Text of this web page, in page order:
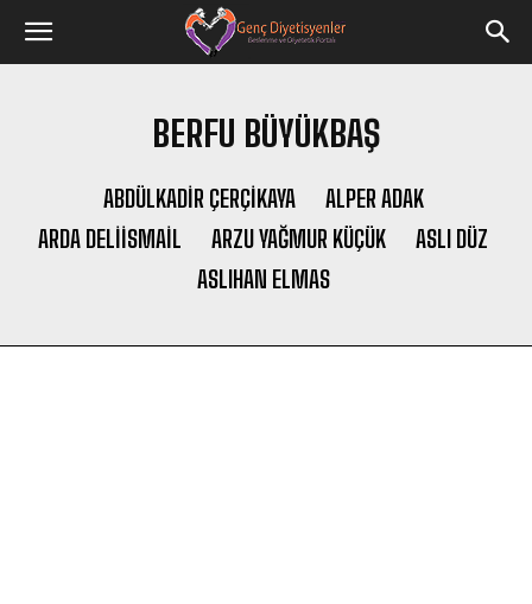
BERFU BÜYÜKBAŞ
ABDÜLKADIR ÇERÇİKAYA
ALPER ADAK
ARDA DELIISMAIL
ARZU YAĞMUR KÜÇÜK
ASLI DÜZ
ASLIHAN ELMAS